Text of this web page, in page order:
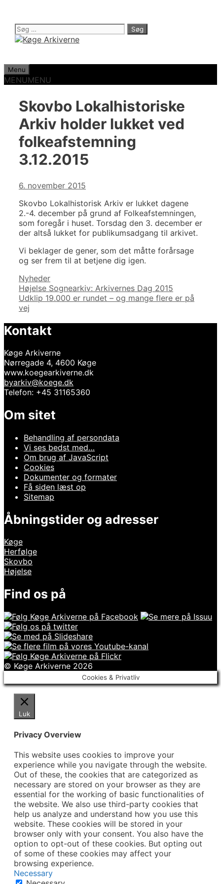
indhold
Søg
efter:
Menu
MENUMENU
Skovbo Lokalhistoriske
Arkiv holder lukket ved
folkeafstemning
3.12.2015
6. november 2015
Skovbo Lokalhistorisk Arkiv er lukket dagene
2.-4. december på grund af Folkeafstemningen,
som foregår i huset. Torsdag den 3. december er
der altså lukket for publikumsadgang til arkivet.
Vi beklager de gener, som det måtte forårsage
og ser frem til at betjene dig igen.
Kategorier
Nyheder
Indlægsnavigation
Højelse Sognearkiv: Arkivernes Dag 2015
Udklip 19.000 er rundet – og mange flere er på
vej
Kontakt
Køge Arkiverne
Nørregade 4, 4600 Køge
www.koegearkiverne.dk
byarkiv@koege.dk
Telefon: +45 31165360
Om sitet
Behandling af persondata
Vi ses bedst med…
Om brug af JavaScript
Cookies
Dokumenter og formater
Få siden læst op
Sitemap
Åbningstider og adresser
Køge
Herfølge
Skovbo
Højelse
Find os på
© Køge Arkiverne 2026
Cookies & Privatliv
Luk
Privacy Overview
This website uses cookies to improve your
experience while you navigate through the website.
Out of these, the cookies that are categorized as
necessary are stored on your browser as they are
essential for the working of basic functionalities of
the website. We also use third-party cookies that
help us analyze and understand how you use this
website. These cookies will be stored in your
browser only with your consent. You also have the
option to opt-out of these cookies. But opting out
of some of these cookies may affect your
browsing experience.
Necessary